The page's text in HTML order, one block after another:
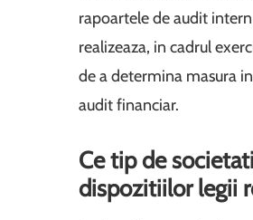
rapoartele de audit
realizeaza, in cadrul
de a determina masura
audit financiar.
Ce tip de
dispozitiilor legii